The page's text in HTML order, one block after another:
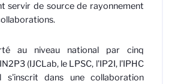
servir de source de rayonnement
au niveau national par cinq
(IJCLab, le LPSC, l'IP2I, l'IPHC
dans une collaboration